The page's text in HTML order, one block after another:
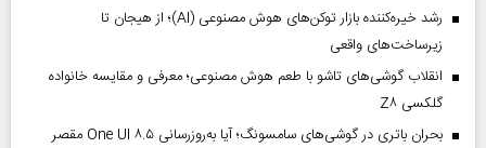
رشد خیره‌کننده بازار توکن‌های هوش مصنوعی (AI)؛ از هیجان تا
زیرساخت‌های واقعی
انقلاب گوشی‌های تاشو‌ با طعم هوش مصنوعی؛ معرفی و مقایسه خانواده
گلکسی Z۸
بحران باتری در گوشی‌های سامسونگ؛ آیا به‌روزرسانی One UI ۸.۵ مقصر